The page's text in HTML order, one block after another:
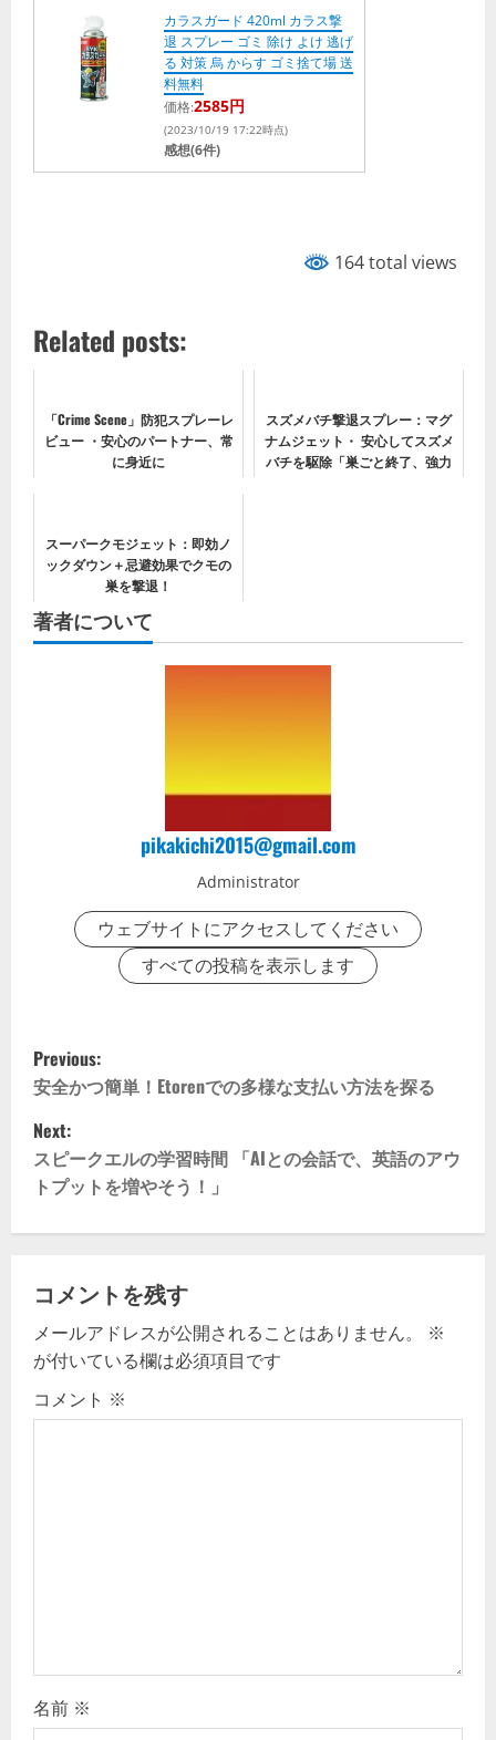
カラスガード 420ml カラス撃
退 スプレー ゴミ 除け よけ 逃げ
る 対策 烏 からす ゴミ捨て場 送
料無料
価格:2585円
(2023/10/19 17:22時点)
感想(6件)
164 total views
Related posts:
「Crime Scene」防犯スプレーレ
ビュー ・安心のパートナー、常
に身近に
スズメバチ撃退スプレー：マグ
ナムジェット・ 安心してスズメ
バチを駆除「巣ごと終了、強力
スーパークモジェット：即効ノ
ックダウン＋忌避効果でクモの
巣を撃退！
著者について
pikakichi2015@gmail.com
Administrator
ウェブサイトにアクセスしてください
すべての投稿を表示します
P
o
s
t
n
a
v
i
g
Previous:
安全かつ簡単！Etorenでの多様な支払い方法を探る
Next:
スピークエルの学習時間 「AIとの会話で、英語のアウ
トプットを増やそう！」
コメントを残す
メールアドレスが公開されることはありません。
※
が付いている欄は必須項目です
コメント ※
名前 ※